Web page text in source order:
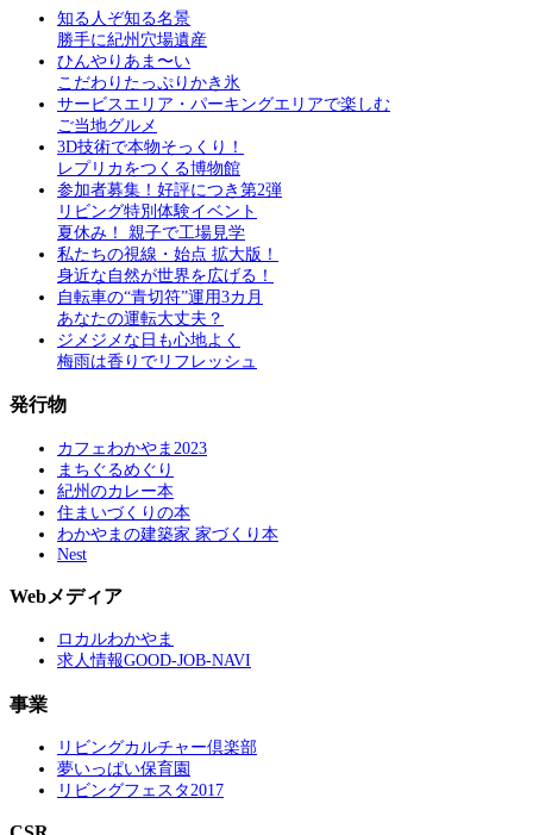
知る人ぞ知る名景
勝手に紀州穴場遺産
ひんやりあま〜い
こだわりたっぷりかき氷
サービスエリア・パーキングエリアで楽しむ
ご当地グルメ
3D技術で本物そっくり！
レプリカをつくる博物館
参加者募集！好評につき第2弾
リビング特別体験イベント
夏休み！ 親子で工場見学
私たちの視線・始点 拡大版！
身近な自然が世界を広げる！
自転車の“青切符”運用3カ月
あなたの運転大丈夫？
ジメジメな日も心地よく
梅雨は香りでリフレッシュ
発行物
カフェわかやま2023
まちぐるめぐり
紀州のカレー本
住まいづくりの本
わかやまの建築家 家づくり本
Nest
Webメディア
ロカルわかやま
求人情報GOOD-JOB-NAVI
事業
リビングカルチャー倶楽部
夢いっぱい保育園
リビングフェスタ2017